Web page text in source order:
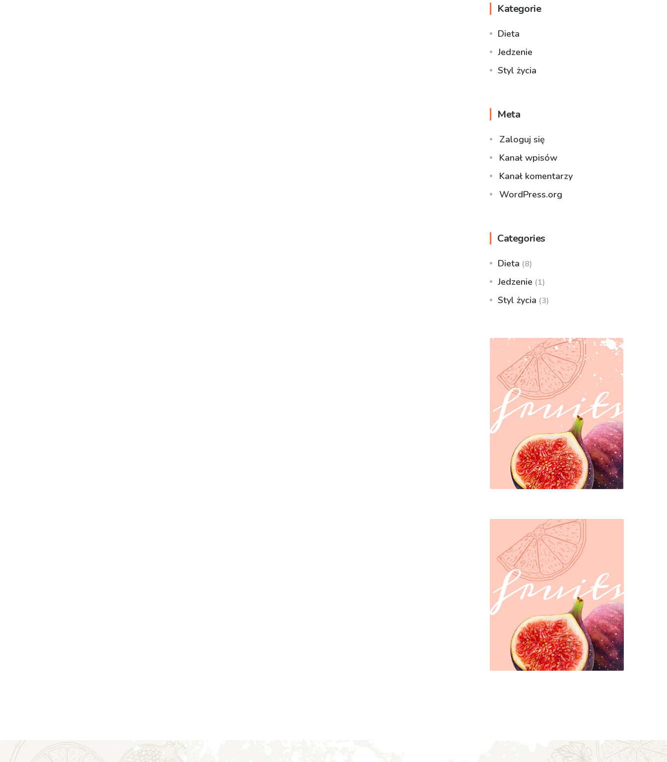
Kategorie
Dieta
Jedzenie
Styl życia
Meta
Zaloguj się
Kanał wpisów
Kanał komentarzy
WordPress.org
Categories
Dieta (8)
Jedzenie (1)
Styl życia (3)